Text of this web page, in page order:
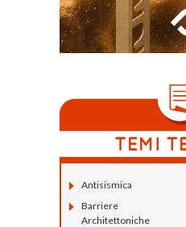
Antisismica
Barriere
Architettoniche